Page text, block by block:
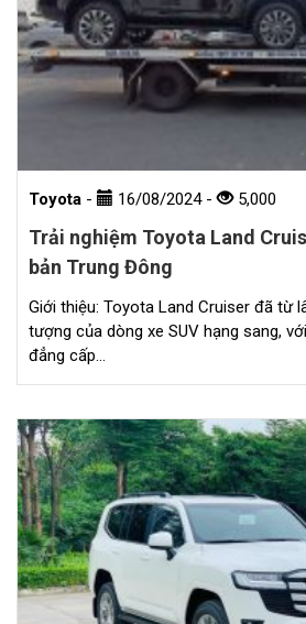
Toyota - 16/08/2024- 5,000
Trải nghiệm Toyota Land
bản Trung Đông
Giới thiệu: Toyota Land Cruiser đã từ
tượng của dòng xe SUV hạng sang,
đẳng cấp…